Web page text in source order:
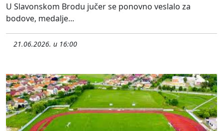
U Slavonskom Brodu jučer se ponovno veslalo za
bodove, medalje...
21.06.2026. u 16:00